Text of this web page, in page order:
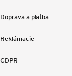
Doprava a platba
Reklámacie
GDPR